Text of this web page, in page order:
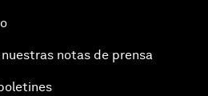
notas de prensa